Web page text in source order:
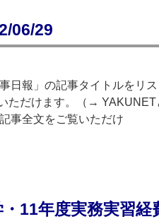
06/29
日報」の記事タイトルをリ
ただけます。（→
事全文をご覧いただけ
・11年度実務実習